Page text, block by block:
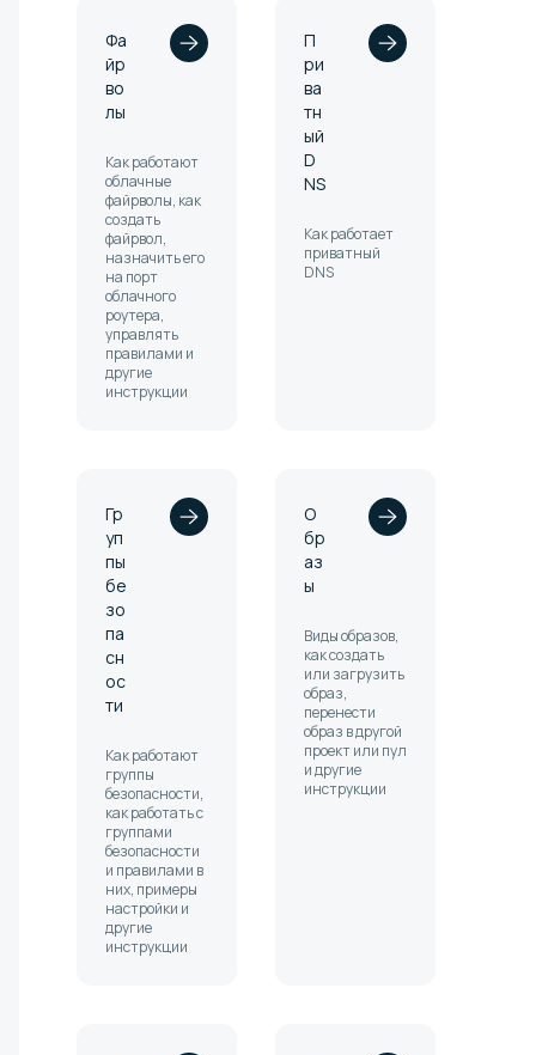
Фа
йр
во
лы
Как работают
облачные
файрволы, как
создать
файрвол,
назначить его
на порт
облачного
роутера,
управлять
правилами и
другие
инструкции
П
ри
ва
тн
ый
D
NS
Как работает
приватный
DNS
Гр
уп
пы
бе
зо
па
сн
ос
ти
Как работают
группы
безопасности,
как работать с
группами
безопасности
и правилами в
них, примеры
настройки и
другие
инструкции
О
бр
аз
ы
Виды образов,
как создать
или загрузить
образ,
перенести
образ в другой
проект или пул
и другие
инструкции